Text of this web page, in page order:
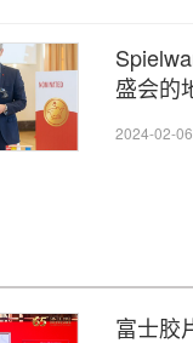
盛会的
2024-02-
富士胶